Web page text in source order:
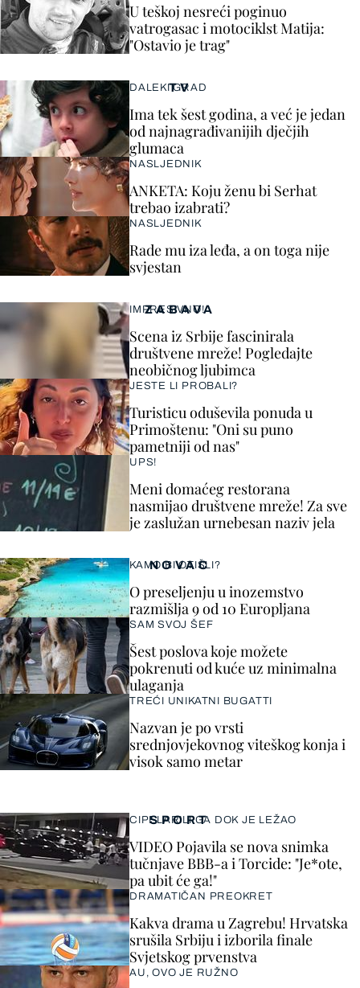
U teškoj nesreći poginuo
vatrogasac i motociklst Matija:
"Ostavio je trag"
ZABAVA
IMPRESIVNO!
Scena iz Srbije fascinirala
društvene mreže! Pogledajte
neobičnog ljubimca
JESTE LI PROBALI?
Turisticu oduševila ponuda u
Primoštenu: "Oni su puno
pametniji od nas"
UPS!
Meni domaćeg restorana
nasmijao društvene mreže! Za sve
je zaslužan urnebesan naziv jela
SPORT
CIPELARILI GA DOK JE LEŽAO
VIDEO Pojavila se nova snimka
tučnjave BBB-a i Torcide: "Je*ote,
pa ubit će ga!"
DRAMATIČAN PREOKRET
Kakva drama u Zagrebu! Hrvatska
srušila Srbiju i izborila finale
Svjetskog prvenstva
AU, OVO JE RUŽNO
TV
DALEKI GRAD
Ima tek šest godina, a već je jedan
od najnagrađivanijih dječjih
glumaca
NASLJEDNIK
ANKETA: Koju ženu bi Serhat
trebao izabrati?
NASLJEDNIK
Rade mu iza leđa, a on toga nije
svjestan
NOVAC
KAMO BI OTIŠLI?
O preseljenju u inozemstvo
razmišlja 9 od 10 Europljana
SAM SVOJ ŠEF
Šest poslova koje možete
pokrenuti od kuće uz minimalna
ulaganja
TREĆI UNIKATNI BUGATTI
Nazvan je po vrsti
srednjovjekovnog viteškog konja i
visok samo metar